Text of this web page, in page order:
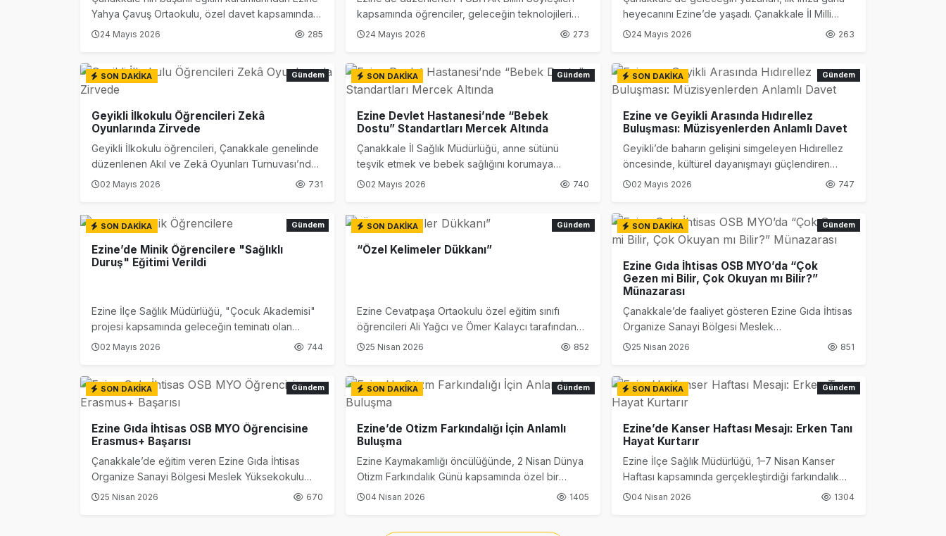
15:16 | Ezine’de Otizm Farkındalığı İçin Anlamlı Buluşma
Ezine’de Kanser Haftası Mesajı: Erken Tanı Hayat Kurtarır
14:29 | Ezine MEM Öğrencileri Otomotiv Sektörünü Yerinde İnceledi
16:48 | Kaymakam Kaptanoğlu’ndan Kıbrıs Gazisi Recep Kıral’a iftar ziyareti
Yahya Çavuş Ortaokulu, özel davet kapsamında
Ankara’da düzenlenen teknik ve kültürel
24 Mayıs 2026 285
kapsamında öğrenciler, geleceğin teknolojileri
arasında gösterilen lazer sistemleri hakkında
24 Mayıs 2026 273
heyecanını Ezine’de yaşadı. Çanakkale İl Milli
Eğitim Müdürlüğü tarafından hayata geçirilen
okuyucularla buluştu.
24 Mayıs 2026 263
SON DAKİKA Gündem
Geyikli İlkokulu Öğrencileri Zekâ
Oyunlarında Zirvede
Geyikli İlkokulu öğrencileri, Çanakkale genelinde
düzenlenen Akıl ve Zekâ Oyunları Turnuvası’nda
elde ettikleri derecelerle büyük bir başarıya imza
02 Mayıs 2026 731
SON DAKİKA Gündem
Ezine Devlet Hastanesi’nde “Bebek
Dostu” Standartları Mercek Altında
Çanakkale İl Sağlık Müdürlüğü, anne sütünü
teşvik etmek ve bebek sağlığını korumaya
yönelik çalışmalarını sürdürüyor. Bu kapsamda
02 Mayıs 2026 740
SON DAKİKA Gündem
Ezine ve Geyikli Arasında Hıdırellez
Buluşması: Müzisyenlerden Anlamlı Davet
Geyikli’de baharın gelişini simgeleyen Hıdırellez
öncesinde, kültürel dayanışmayı güçlendiren
anlamlı bir ziyaret gerçekleşti.
02 Mayıs 2026 747
SON DAKİKA Gündem
Ezine’de Minik Öğrencilere "Sağlıklı
Duruş" Eğitimi Verildi
Ezine İlçe Sağlık Müdürlüğü, "Çocuk Akademisi"
projesi kapsamında geleceğin teminatı olan
minikleri sağlıklı yaşam alışkanlıklarıyla
doğru duruş (postür) ve hareketli yaşamın
şifreleri anlatıldı.
02 Mayıs 2026 744
SON DAKİKA Gündem
“Özel Kelimeler Dükkanı”
Ezine Cevatpaşa Ortaokulu özel eğitim sınıfı
öğrencileri Ali Yağcı ve Ömer Kalaycı tarafından
“Özel Kelimeler Dükkanı” isimli kitap kaleme alındı.
25 Nisan 2026 852
SON DAKİKA Gündem
Ezine Gıda İhtisas OSB MYO’da “Çok
Gezen mi Bilir, Çok Okuyan mı Bilir?”
Münazarası
Çanakkale’de faaliyet gösteren Ezine Gıda İhtisas
Organize Sanayi Bölgesi Meslek
Yüksekokulu’nda öğrencilerin aktif katılımıyla
25 Nisan 2026 851
SON DAKİKA Gündem
Ezine Gıda İhtisas OSB MYO Öğrencisine
Erasmus+ Başarısı
Çanakkale’de eğitim veren Ezine Gıda İhtisas
Organize Sanayi Bölgesi Meslek Yüksekokulu
öğrencilerinden önemli bir başarı haberi geldi.
25 Nisan 2026 670
SON DAKİKA Gündem
Ezine’de Otizm Farkındalığı İçin Anlamlı
Buluşma
Ezine Kaymakamlığı öncülüğünde, 2 Nisan Dünya
Otizm Farkındalık Günü kapsamında özel bir
etkinlik düzenlendi.
04 Nisan 2026 1405
SON DAKİKA Gündem
Ezine’de Kanser Haftası Mesajı: Erken Tanı
Hayat Kurtarır
Ezine İlçe Sağlık Müdürlüğü, 1–7 Nisan Kanser
Haftası kapsamında gerçekleştirdiği farkındalık
çalışmalarıyla erken teşhisin önemine dikkat çekti.
04 Nisan 2026 1304